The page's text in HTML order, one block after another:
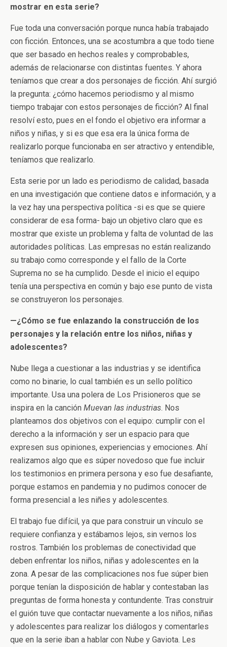
mostrar en esta serie?
Fue toda una conversación porque nunca había trabajado
con ficción. Entonces, una se acostumbra a que todo tiene
que ser basado en hechos reales y comprobables,
además de relacionarse con distintas fuentes. Y ahora
teníamos que crear a dos personajes de ficción. Ahí surgió
la pregunta: ¿cómo hacemos periodismo y al mismo
tiempo trabajar con estos personajes de ficción? Al final
resolví esto, pues en el fondo el objetivo era informar a
niños y niñas, y si es que esa era la única forma de
realizarlo porque funcionaba en ser atractivo y entendible,
teníamos que realizarlo.
Esta serie por un lado es periodismo de calidad, basada
en una investigación que contiene datos e información, y a
la vez hay una perspectiva política -si es que se quiere
considerar de esa forma- bajo un objetivo claro que es
mostrar que existe un problema y falta de voluntad de las
autoridades políticas. Las empresas no están realizando
su trabajo como corresponde y el fallo de la Corte
Suprema no se ha cumplido. Desde el inicio el equipo
tenía una perspectiva en común y bajo ese punto de vista
se construyeron los personajes.
—¿Cómo se fue enlazando la construcción de los
personajes y la relación entre los niños, niñas y
adolescentes?
Nube llega a cuestionar a las industrias y se identifica
como no binarie, lo cual también es un sello político
importante. Usa una polera de Los Prisioneros que se
inspira en la canción Muevan las industrias. Nos
planteamos dos objetivos con el equipo: cumplir con el
derecho a la información y ser un espacio para que
expresen sus opiniones, experiencias y emociones. Ahí
realizamos algo que es súper novedoso que fue incluir
los testimonios en primera persona y eso fue desafiante,
porque estamos en pandemia y no pudimos conocer de
forma presencial a les niñes y adolescentes.
El trabajo fue difícil, ya que para construir un vínculo se
requiere confianza y estábamos lejos, sin vernos los
rostros. También los problemas de conectividad que
deben enfrentar los niños, niñas y adolescentes en la
zona. A pesar de las complicaciones nos fue súper bien
porque tenían la disposición de hablar y contestaban las
preguntas de forma honesta y contundente. Tras construir
el guión tuve que contactar nuevamente a los niños, niñas
y adolescentes para realizar los diálogos y comentarles
que en la serie iban a hablar con Nube y Gaviota. Les